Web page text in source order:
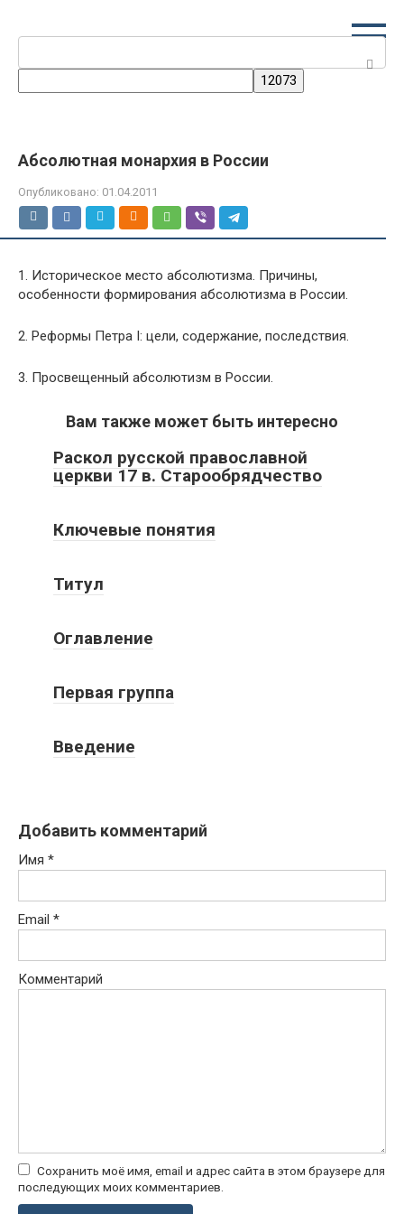
Абсолютная монархия в России
Опубликовано: 01.04.2011
1. Историческое место абсолютизма. Причины,
особенности формирования абсолютизма в России.
2. Реформы Петра I: цели, содержание, последствия.
3. Просвещенный абсолютизм в России.
Вам также может быть интересно
Раскол русской православной
церкви 17 в. Старообрядчество
Ключевые понятия
Титул
Оглавление
Первая группа
Введение
Добавить комментарий
Имя *
Email *
Комментарий
Сохранить моё имя, email и адрес сайта в этом браузере для
последующих моих комментариев.